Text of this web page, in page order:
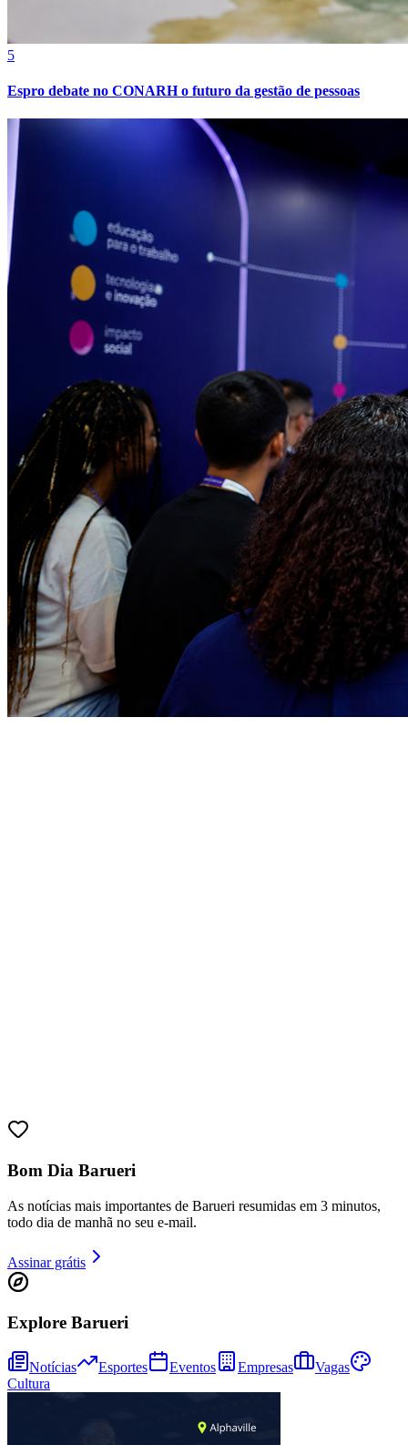
Vitória
Juventude
5
Espro debate no CONARH o futuro da gestão de pessoas
Bom Dia Barueri
As notícias mais importantes de Barueri resumidas em 3 minutos,
todo dia de manhã no seu e-mail.
Assinar grátis
Explore Barueri
Notícias Esportes Eventos Empresas
Vagas
Cultura